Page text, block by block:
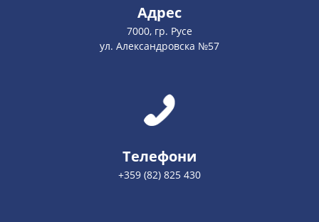
Адрес
7000, гр. Русе
ул. Александровска №57
Телефони
+359 (82) 825 430